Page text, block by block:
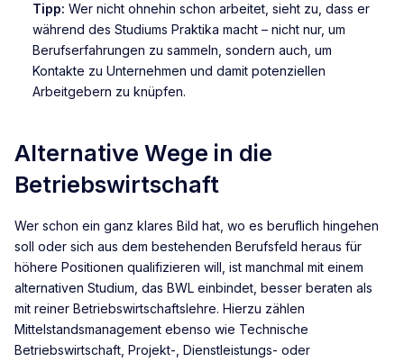
Tipp: Wer nicht ohnehin schon arbeitet, sieht zu, dass er
während des Studiums Praktika macht – nicht nur, um
Berufserfahrungen zu sammeln, sondern auch, um
Kontakte zu Unternehmen und damit potenziellen
Arbeitgebern zu knüpfen.
Alternative Wege in die
Betriebswirtschaft
Wer schon ein ganz klares Bild hat, wo es beruflich hingehen
soll oder sich aus dem bestehenden Berufsfeld heraus für
höhere Positionen qualifizieren will, ist manchmal mit einem
alternativen Studium, das BWL einbindet, besser beraten als
mit reiner Betriebswirtschaftslehre. Hierzu zählen
Mittelstandsmanagement ebenso wie Technische
Betriebswirtschaft, Projekt-, Dienstleistungs- oder